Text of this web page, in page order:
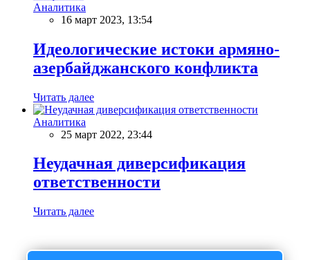
Аналитика
16 март 2023, 13:54
Идеологические истоки армяно-
азербайджанского конфликта
Читать далее
Аналитика
25 март 2022, 23:44
Неудачная диверсификация
ответственности
Читать далее